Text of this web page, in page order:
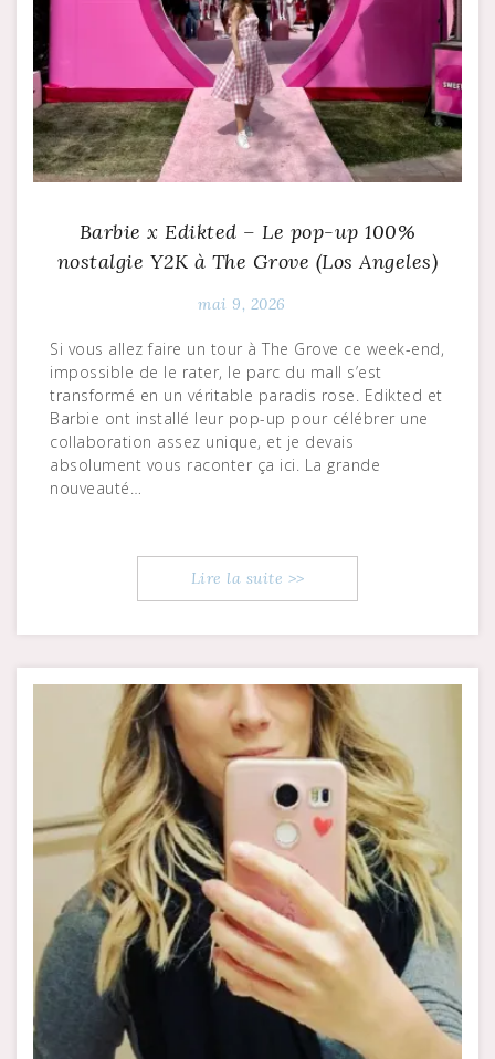
Barbie x Edikted – Le pop-up 100%
nostalgie Y2K à The Grove (Los Angeles)
mai 9, 2026
Si vous allez faire un tour à The Grove ce week-end,
impossible de le rater, le parc du mall s’est
transformé en un véritable paradis rose. Edikted et
Barbie ont installé leur pop-up pour célébrer une
collaboration assez unique, et je devais
absolument vous raconter ça ici. La grande
nouveauté…
Lire la suite >>